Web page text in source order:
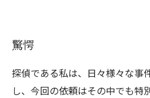
驚愕
探偵である私は、日々様々な事
し、今回の依頼はその中でも特